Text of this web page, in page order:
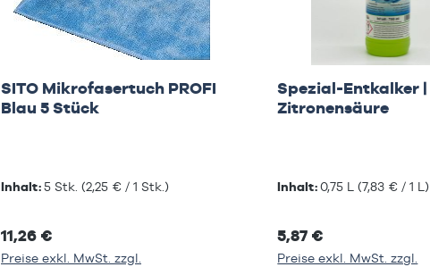
SITO Mikrofasertuch PROFI
Blau 5 Stück
Inhalt:5 Stk. (2,25 € / 1 Stk.)
11,26 €
Preise exkl. MwSt. zzgl.
Spezial-Entkalker |
Zitronensäure
Inhalt:0,75 L(7,83 € / 1 L)
5,87 €
Preise exkl. MwSt. zzgl.